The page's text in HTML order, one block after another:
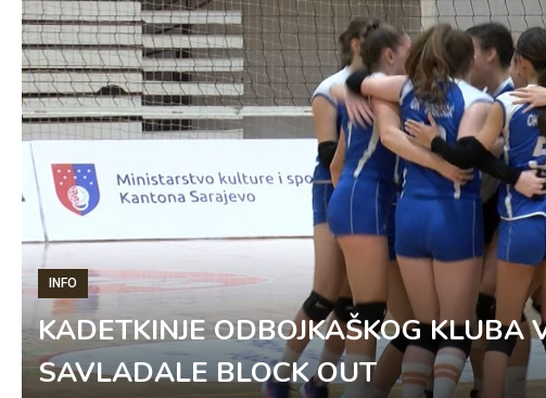
INFO
KADETKINJE ODBOJKAŠKOG KLUBA
SAVLADALE BLOCK OUT